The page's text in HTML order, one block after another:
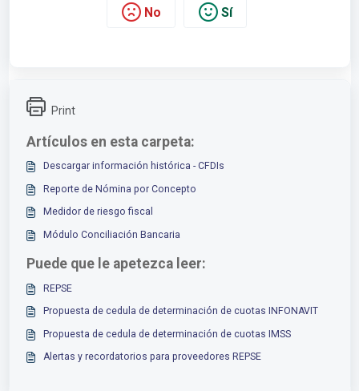
No Sí
Print
Artículos en esta carpeta:
Descargar información histórica - CFDIs
Reporte de Nómina por Concepto
Medidor de riesgo fiscal
Módulo Conciliación Bancaria
Puede que le apetezca leer:
REPSE
Propuesta de cedula de determinación de cuotas INFONAVIT
Propuesta de cedula de determinación de cuotas IMSS
Alertas y recordatorios para proveedores REPSE